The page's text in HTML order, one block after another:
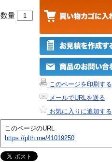
数量
このページを印刷する
メールでURLを送る
お気に入りに追加する
このページのURL
https://plth.me/41019250